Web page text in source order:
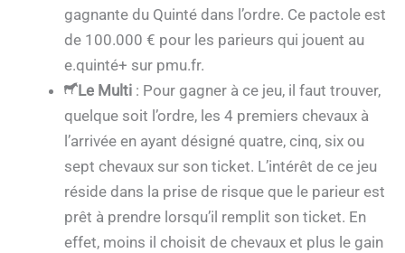
gagnante du Quinté dans l’ordre. Ce pactole est
de 100.000 € pour les parieurs qui jouent au
e.quinté+ sur pmu.fr.
Le Multi : Pour gagner à ce jeu, il faut trouver,
quelque soit l’ordre, les 4 premiers chevaux à
l’arrivée en ayant désigné quatre, cinq, six ou
sept chevaux sur son ticket. L’intérêt de ce jeu
réside dans la prise de risque que le parieur est
prêt à prendre lorsqu’il remplit son ticket. En
effet, moins il choisit de chevaux et plus le gain